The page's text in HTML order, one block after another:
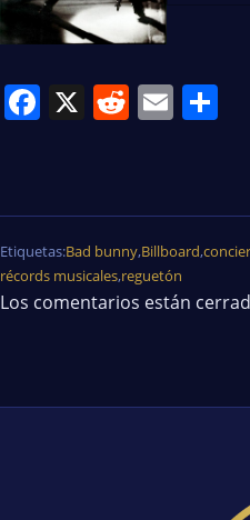
Facebook
X Reddit
Email
Etiquetas:Bad bunny,Billboard,
récords musicales,reguetón
Los comentarios están